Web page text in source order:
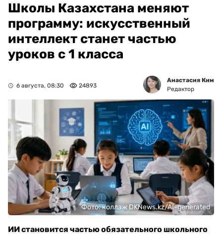
Школы Казахстана меняют
программу: искусственный
интеллект станет частью
уроков с 1 класса
6 августа, 08:30 24893
Анастасия Ким
Редактор
Фото: коллаж DKNews.kz/AI-generated
ИИ становится частью обязательного школьного